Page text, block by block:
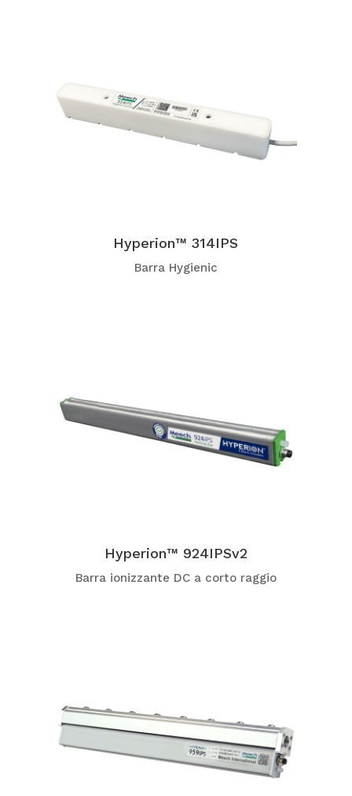
Hyperion™ 314IPS
Barra Hygienic
Hyperion™ 924IPSv2
Barra ionizzante DC a corto raggio